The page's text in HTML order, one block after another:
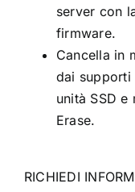
server con
firmware.
Cancella in
dai
unità SSD e
Erase.
RICHIEDI